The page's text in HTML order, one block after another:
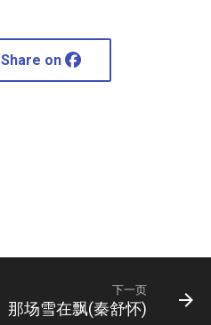
Share on
下一页
那场雪在飘(秦舒怀)